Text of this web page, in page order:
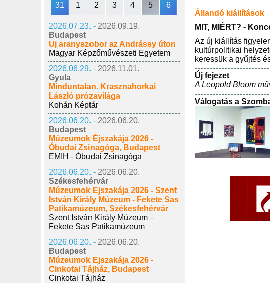
31 1 2 3 4 5 6
2026.07.23. - 2026.09.19.
Budapest
Új aranyszobor az Andrássy úton
Magyar Képzőművészeti Egyetem
2026.06.29. - 2026.11.01.
Gyula
Minduntalan. Krasznahorkai
László prózavilága
Kohán Képtár
2026.06.20. - 2026.06.20.
Budapest
Múzeumok Éjszakája 2026 -
Óbudai Zsinagóga, Budapest
EMIH - Óbudai Zsinagóga
2026.06.20. - 2026.06.20.
Székesfehérvár
Múzeumok Éjszakája 2026 - Szent
István Király Múzeum - Fekete Sas
Patikamúzeum, Székesfehérvár
Szent István Király Múzeum –
Fekete Sas Patikamúzeum
2026.06.20. - 2026.06.20.
Budapest
Múzeumok Éjszakája 2026 -
Cinkotai Tájház, Budapest
Cinkotai Tájház
Állandó kiállítások
MIT, MIÉRT? -
Az új kiállítás
kultúrpolitikai
keressük a gyűjtés
Új fejezet
A Leopold Bloom
Válogatás a